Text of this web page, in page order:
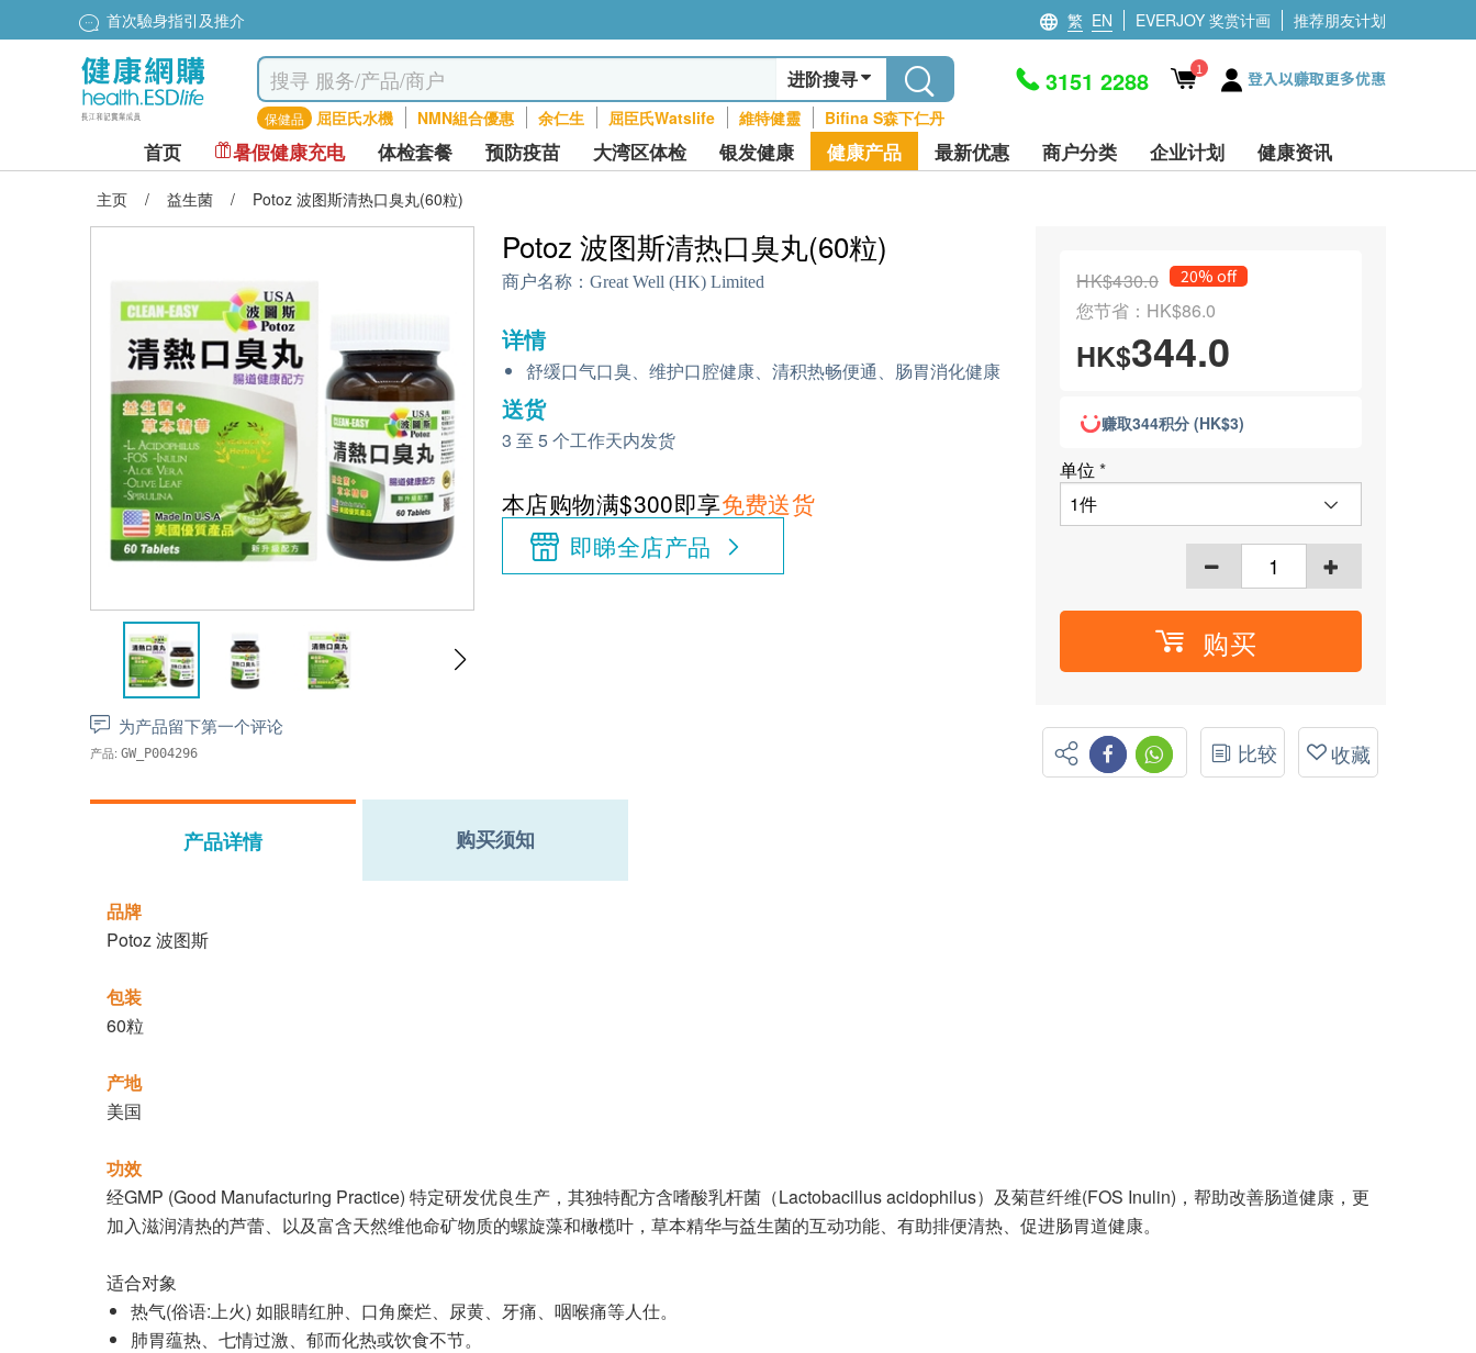
首次驗身指引及推介 繁 EN EVERJOY 奖赏计画 推荐朋友计划
进阶搜寻
保健品 屈臣氏水機 NMN組合優惠 余仁生 屈臣氏Watslife 維特健靈 Bifina S森下仁丹
3151 2288 1 登入以赚取更多优惠
首页 暑假健康充电 体检套餐 预防疫苗 大湾区体检 银发健康 健康产品 最新优惠 商户分类 企业计划 健康资讯
主页 / 益生菌 / Potoz 波图斯清热口臭丸(60粒)
为产品留下第一个评论
产品: GW_P004296
Potoz 波图斯清热口臭丸(60粒)
商户名称： Great Well (HK) Limited
详情
舒缓口气口臭、维护口腔健康、清积热畅便通、肠胃消化健康
送货
3 至 5 个工作天内发货
本店购物满$300即享免费送货
即睇全店产品
HK$430.0 20% off
您节省：HK$86.0
HK$344.0
赚取344积分 (HK$3)
单位*
购买
比较 收藏
产品详情 购买须知
品牌
Potoz 波图斯
包装
60粒
产地
美国
功效
经GMP (Good Manufacturing Practice) 特定研发优良生产，其独特配方含嗜酸乳杆菌（Lactobacillus acidophilus）及菊苣纤维(FOS Inulin)，帮助改善肠道健康，更
加入滋润清热的芦蕾、以及富含天然维他命矿物质的螺旋藻和橄榄叶，草本精华与益生菌的互动功能、有助排便清热、促进肠胃道健康。
适合对象
热气(俗语:上火) 如眼睛红肿、口角糜烂、尿黄、牙痛、咽喉痛等人仕。
肺胃蕴热、七情过激、郁而化热或饮食不节。